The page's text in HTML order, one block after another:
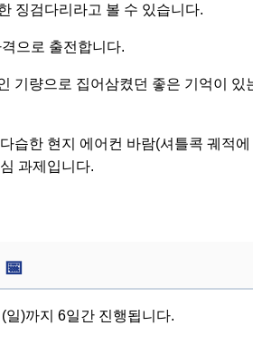
징검다리라고 볼 수 있습니다.
으로 출전합니다.
기량으로 집어삼켰던 좋은 기억이 있
습한 현지 에어컨 바람(셔틀콕 궤적
과제입니다.
📅
)까지 6일간 진행됩니다.